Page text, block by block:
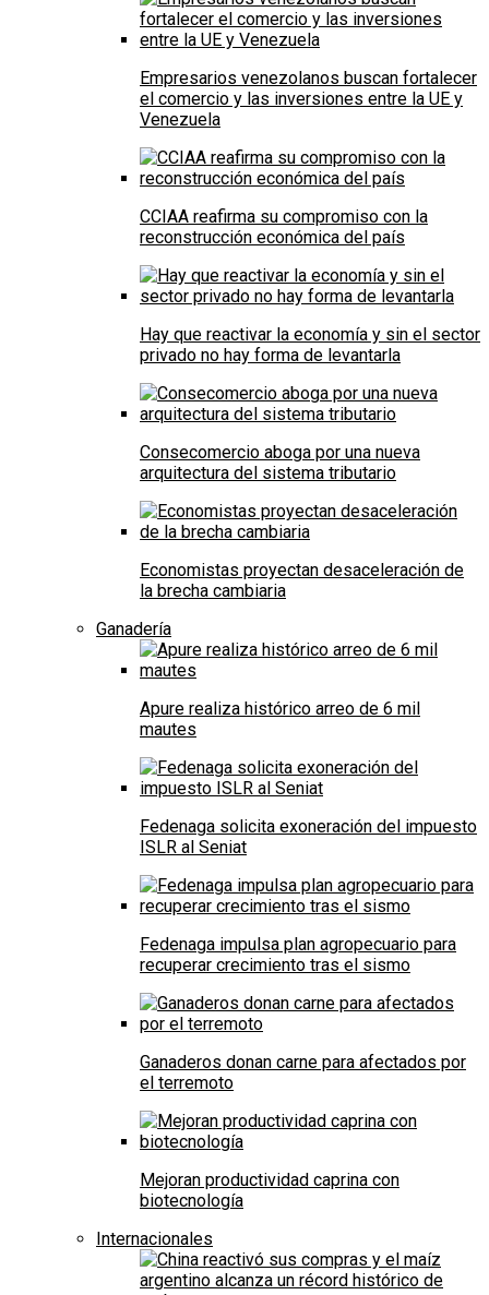
Empresarios venezolanos buscan fortalecer
el comercio y las inversiones entre la UE y
Venezuela
CCIAA reafirma su compromiso con la
reconstrucción económica del país
Hay que reactivar la economía y sin el sector
privado no hay forma de levantarla
Consecomercio aboga por una nueva
arquitectura del sistema tributario
Economistas proyectan desaceleración de
la brecha cambiaria
Ganadería
Apure realiza histórico arreo de 6 mil
mautes
Fedenaga solicita exoneración del impuesto
ISLR al Seniat
Fedenaga impulsa plan agropecuario para
recuperar crecimiento tras el sismo
Ganaderos donan carne para afectados por
el terremoto
Mejoran productividad caprina con
biotecnología
Internacionales